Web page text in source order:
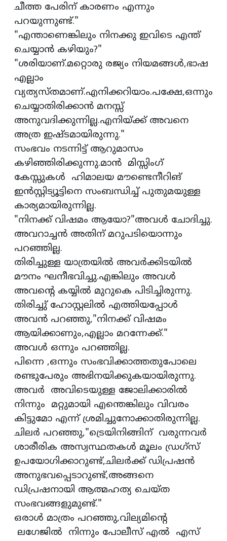
ചീത്ത പേരിന് കാരണം എന്നും
പറയുന്നുണ്ട്."
"എന്താണെങ്കിലും നിനക്കു ഇവിടെ എന്ത്
ചെയ്യാൻ കഴിയും?"
"ശരിയാണ്.മറ്റൊരു രജ്യം നിയമങ്ങൾ,ഭാഷ
എല്ലാം
വ്യത്യസ്തമാണ്.എനിക്കറിയാം.പക്ഷേ,ഒന്നും
ചെയ്യാതിരിക്കാൻ മനസ്സ്
അനുവദിക്കുന്നില്ല.എനിയ്ക്ക് അവനെ
അത്ര ഇഷ്ടമായിരുന്നു."
സംഭവം നടന്നിട്ട് ആറുമാസം
കഴിഞ്ഞിരിക്കുന്നു.മാൻ മിസ്സിംഗ്
കേസ്സുകൾ ഹിമാലയ മൗണ്ടെനീറിങ്
ഇൻസ്റ്റിട്യൂട്ടിനെ സംബന്ധിച്ച് പുതുമയുള്ള
കാര്യമായിരുന്നില്ല.
"നിനക്ക് വിഷമം ആയോ?"അവൾ ചോദിച്ചു.
അവറാച്ചൻ അതിന് മറുപടിയൊന്നും
പറഞ്ഞില്ല.
തിരിച്ചുള്ള യാത്രയിൽ അവർക്കിടയിൽ
മൗനം ഘനീഭവിച്ചു.എങ്കിലും അവൾ
അവൻ്റെ കയ്യിൽ മുറുകെ പിടിച്ചിരുന്നു.
തിരിച്ചു് ഹോസ്റ്റലിൽ എത്തിയപ്പോൾ
അവൻ പറഞ്ഞു,"നിനക്ക് വിഷമം
ആയിക്കാണും,എല്ലാം മറന്നേക്ക്."
അവൾ ഒന്നും പറഞ്ഞില്ല.
പിന്നെ ,ഒന്നും സംഭവിക്കാത്തതുപോലെ
രണ്ടുപേരും അഭിനയിക്കുകയായിരുന്നു.
അവർ അവിടെയുള്ള ജോലിക്കാരിൽ
നിന്നും മറ്റുമായി എന്തെങ്കിലും വിവരം
കിട്ടുമോ എന്ന് ശ്രമിച്ചുനോക്കാതിരുന്നില്ല.
ചിലർ പറഞ്ഞു,"ട്രെയിനിങ്ങിന് വരുന്നവർ
ശാരീരിക അസ്വസ്ഥതകൾ മൂലം ഡ്രഗ്‌സ്
ഉപയോഗിക്കാറുണ്ട്,ചിലർക്ക് ഡിപ്രഷൻ
അനുഭവപ്പെടാറുണ്ട്,അങ്ങനെ
ഡിപ്രഷനായി ആത്മഹത്യ ചെയ്‌ത
സംഭവങ്ങളുമുണ്ട്."
ഒരാൾ മാത്രം പറഞ്ഞു,വില്യമിൻ്റെ
ലഗേജിൽ നിന്നും പോലീസ് എൽ എസ്